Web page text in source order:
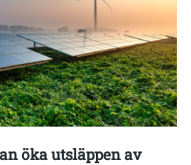
öka utsläppen av